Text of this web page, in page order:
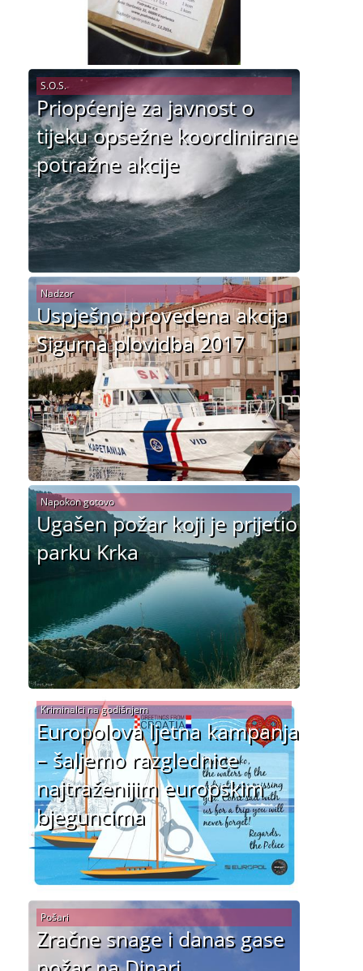
Priopćenje za javnost o
tijeku opsežne koordinirane
potražne akcije
S.O.S.
Uspješno provedena akcija
Sigurna plovidba 2017
Nadzor
Ugašen požar koji je prijetio
parku Krka
Napokon gotovo
Europolova ljetna kampanja
– šaljemo razglednice
najtraženijim europskim
bjeguncima
Kriminalci na godišnjem
Zračne snage i danas gase
Pošari